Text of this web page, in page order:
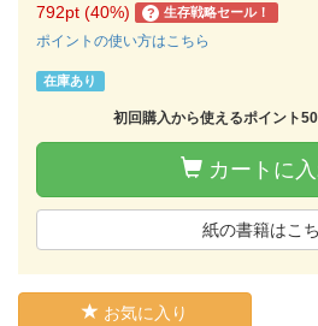
792pt (40%) ? 生存戦略セール！
ポイントの使い方はこちら
在庫あり
初回購入から使えるポイント
カートに入
紙の書籍はこ
お気に入り